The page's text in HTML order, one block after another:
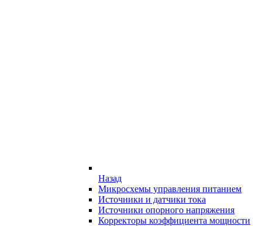
Назад
Микросхемы управления питанием
Источники и датчики тока
Источники опорного напряжения
Корректоры коэффициента мощности